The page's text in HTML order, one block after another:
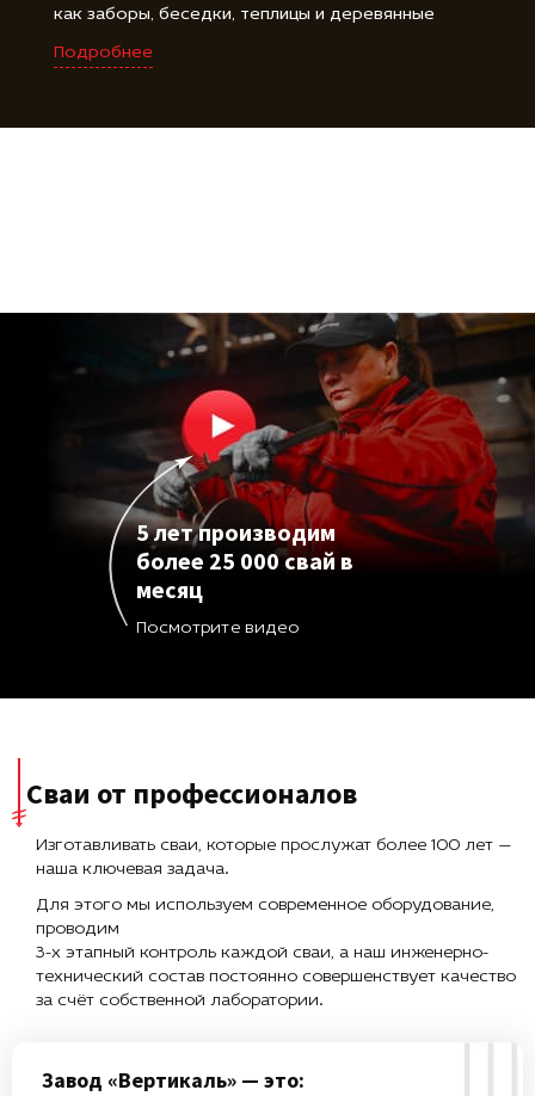
как заборы, беседки, теплицы и деревянные
площадки, а также для фиксации и закрепления
различных объектов, включая буровые установки,
Подробнее
5 лет производим
более 25 000 свай в
месяц
Посмотрите видео
Сваи от профессионалов
Изготавливать сваи, которые прослужат более 100 лет —
наша ключевая задача.
Для этого мы используем современное оборудование,
проводим
3-х этапный контроль каждой сваи, а наш инженерно-
технический состав постоянно совершенствует качество
за счёт собственной лаборатории.
Завод «Вертикаль» — это: